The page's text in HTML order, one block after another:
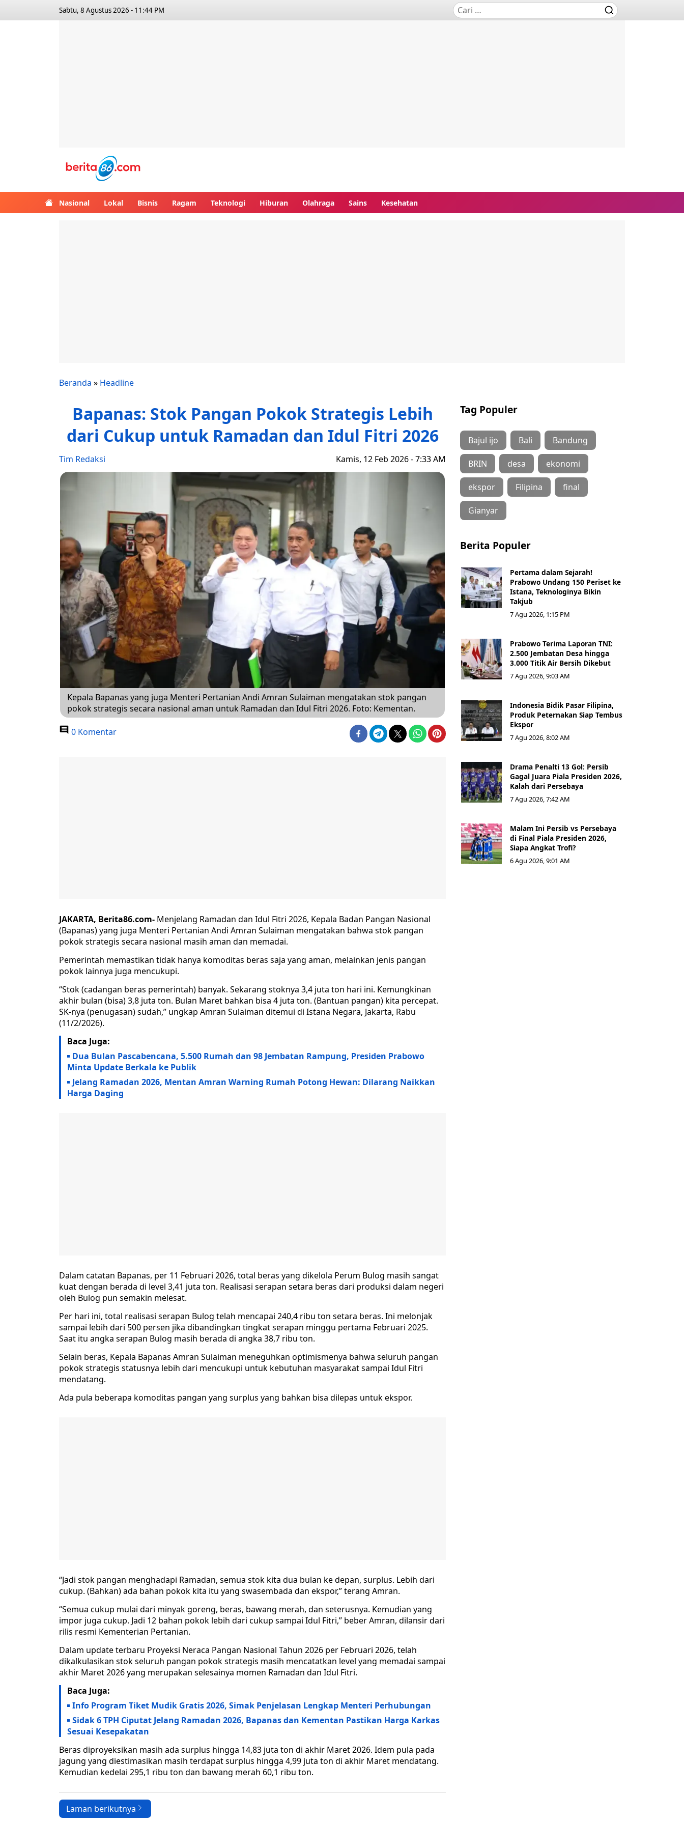
Sabtu, 8 Agustus 2026 - 11:44 PM
Nasional Lokal Bisnis Ragam Teknologi Hiburan Olahraga Sains Kesehatan
Beranda » Headline
Bapanas: Stok Pangan Pokok Strategis Lebih
dari Cukup untuk Ramadan dan Idul Fitri 2026
Tim Redaksi Kamis, 12 Feb 2026 - 7:33 AM
Kepala Bapanas yang juga Menteri Pertanian Andi Amran Sulaiman mengatakan stok pangan
pokok strategis secara nasional aman untuk Ramadan dan Idul Fitri 2026. Foto: Kementan.
0 Komentar
JAKARTA, Berita86.com- Menjelang Ramadan dan Idul Fitri 2026, Kepala Badan Pangan Nasional
(Bapanas) yang juga Menteri Pertanian Andi Amran Sulaiman mengatakan bahwa stok pangan
pokok strategis secara nasional masih aman dan memadai.
Pemerintah memastikan tidak hanya komoditas beras saja yang aman, melainkan jenis pangan
pokok lainnya juga mencukupi.
“Stok (cadangan beras pemerintah) banyak. Sekarang stoknya 3,4 juta ton hari ini. Kemungkinan
akhir bulan (bisa) 3,8 juta ton. Bulan Maret bahkan bisa 4 juta ton. (Bantuan pangan) kita percepat.
SK-nya (penugasan) sudah,” ungkap Amran Sulaiman ditemui di Istana Negara, Jakarta, Rabu
(11/2/2026).
Baca Juga:
Dua Bulan Pascabencana, 5.500 Rumah dan 98 Jembatan Rampung, Presiden Prabowo
Minta Update Berkala ke Publik
Jelang Ramadan 2026, Mentan Amran Warning Rumah Potong Hewan: Dilarang Naikkan
Harga Daging
Dalam catatan Bapanas, per 11 Februari 2026, total beras yang dikelola Perum Bulog masih sangat
kuat dengan berada di level 3,41 juta ton. Realisasi serapan setara beras dari produksi dalam negeri
oleh Bulog pun semakin melesat.
Per hari ini, total realisasi serapan Bulog telah mencapai 240,4 ribu ton setara beras. Ini melonjak
sampai lebih dari 500 persen jika dibandingkan tingkat serapan minggu pertama Februari 2025.
Saat itu angka serapan Bulog masih berada di angka 38,7 ribu ton.
Selain beras, Kepala Bapanas Amran Sulaiman meneguhkan optimismenya bahwa seluruh pangan
pokok strategis statusnya lebih dari mencukupi untuk kebutuhan masyarakat sampai Idul Fitri
mendatang.
Ada pula beberapa komoditas pangan yang surplus yang bahkan bisa dilepas untuk ekspor.
“Jadi stok pangan menghadapi Ramadan, semua stok kita dua bulan ke depan, surplus. Lebih dari
cukup. (Bahkan) ada bahan pokok kita itu yang swasembada dan ekspor,” terang Amran.
“Semua cukup mulai dari minyak goreng, beras, bawang merah, dan seterusnya. Kemudian yang
impor juga cukup. Jadi 12 bahan pokok lebih dari cukup sampai Idul Fitri,” beber Amran, dilansir dari
rilis resmi Kementerian Pertanian.
Dalam update terbaru Proyeksi Neraca Pangan Nasional Tahun 2026 per Februari 2026, telah
dikalkulasikan stok seluruh pangan pokok strategis masih mencatatkan level yang memadai sampai
akhir Maret 2026 yang merupakan selesainya momen Ramadan dan Idul Fitri.
Baca Juga:
Info Program Tiket Mudik Gratis 2026, Simak Penjelasan Lengkap Menteri Perhubungan
Sidak 6 TPH Ciputat Jelang Ramadan 2026, Bapanas dan Kementan Pastikan Harga Karkas
Sesuai Kesepakatan
Beras diproyeksikan masih ada surplus hingga 14,83 juta ton di akhir Maret 2026. Idem pula pada
jagung yang diestimasikan masih terdapat surplus hingga 4,99 juta ton di akhir Maret mendatang.
Kemudian kedelai 295,1 ribu ton dan bawang merah 60,1 ribu ton.
Laman berikutnya
Tag Populer
Bajul ijo Bali Bandung
BRIN desa ekonomi
ekspor Filipina final
Gianyar
Berita Populer
Pertama dalam Sejarah!
Prabowo Undang 150 Periset ke
Istana, Teknologinya Bikin
Takjub
7 Agu 2026, 1:15 PM
Prabowo Terima Laporan TNI:
2.500 Jembatan Desa hingga
3.000 Titik Air Bersih Dikebut
7 Agu 2026, 9:03 AM
Indonesia Bidik Pasar Filipina,
Produk Peternakan Siap Tembus
Ekspor
7 Agu 2026, 8:02 AM
Drama Penalti 13 Gol: Persib
Gagal Juara Piala Presiden 2026,
Kalah dari Persebaya
7 Agu 2026, 7:42 AM
Malam Ini Persib vs Persebaya
di Final Piala Presiden 2026,
Siapa Angkat Trofi?
6 Agu 2026, 9:01 AM